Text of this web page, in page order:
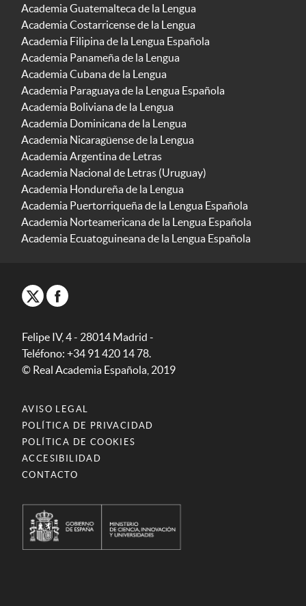
Academia Guatemalteca de la Lengua
Academia Costarricense de la Lengua
Academia Filipina de la Lengua Española
Academia Panameña de la Lengua
Academia Cubana de la Lengua
Academia Paraguaya de la Lengua Española
Academia Boliviana de la Lengua
Academia Dominicana de la Lengua
Academia Nicaragüense de la Lengua
Academia Argentina de Letras
Academia Nacional de Letras (Uruguay)
Academia Hondureña de la Lengua
Academia Puertorriqueña de la Lengua Española
Academia Norteamericana de la Lengua Española
Academia Ecuatoguineana de la Lengua Española
Felipe IV, 4 - 28014 Madrid -
Teléfono: +34 91 420 14 78.
© Real Academia Española, 2019
AVISO LEGAL
POLÍTICA DE PRIVACIDAD
POLÍTICA DE COOKIES
ACCESIBILIDAD
CONTACTO